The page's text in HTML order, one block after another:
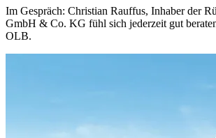
Im Gespräch: Christian Rauffus, Inhaber der
GmbH & Co. KG fühl sich jederzeit gut
OLB.